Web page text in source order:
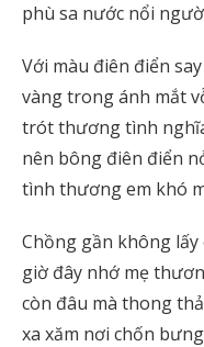
phù sa nước nổi
Với màu điên điển
vàng trong ánh mắt
trót thương tình
nên bông điên điển
tình thương em khó
Chồng gần không lấy
giờ đây nhớ mẹ
còn đâu mà thong
xa xăm nơi chốn